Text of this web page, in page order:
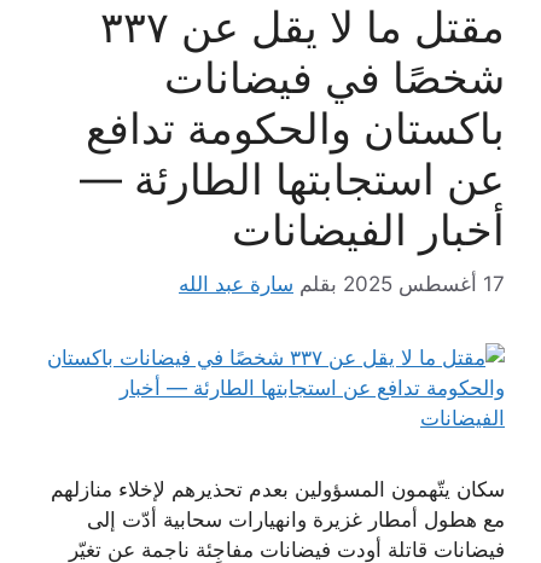
مقتل ما لا يقل عن ٣٣٧
شخصًا في فيضانات
باكستان والحكومة تدافع
عن استجابتها الطارئة —
أخبار الفيضانات
17 أغسطس 2025 بقلم سارة عبد الله
سكان يتّهمون المسؤولين بعدم تحذيرهم لإخلاء منازلهم
مع هطول أمطار غزيرة وانهيارات سحابية أدّت إلى
فيضانات قاتلة أودت فيضانات مفاجِئة ناجمة عن تغيّر